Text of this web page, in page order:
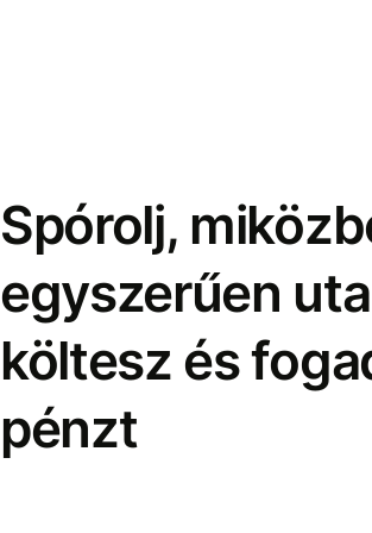
Spórolj,
egyszerűen
költesz és
pénzt